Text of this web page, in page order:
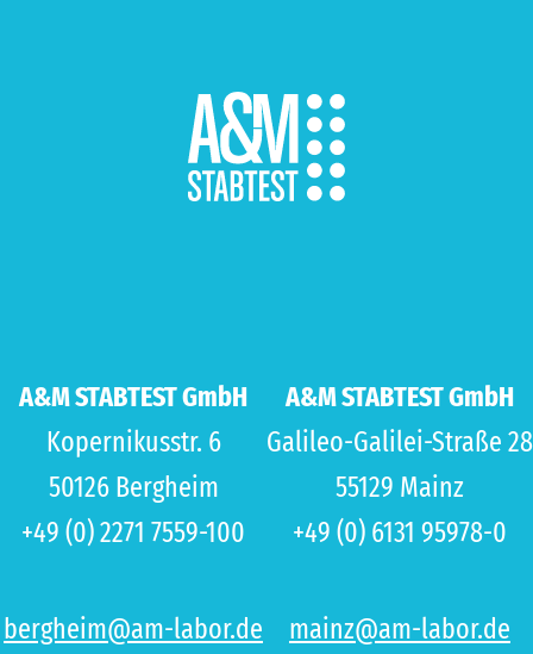
A&M STABTEST GmbH
Kopernikusstr. 6
50126 Bergheim
+49 (0) 2271 7559-100
bergheim@am-labor.de
A&M STABTEST GmbH
Galileo-Galilei-Straße 28
55129 Mainz
+49 (0) 6131 95978-0
mainz@am-labor.de